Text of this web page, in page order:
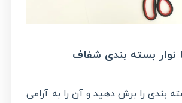
نوار بسته بندی شفاف
بندی را برش دهید و آن را به آرامی